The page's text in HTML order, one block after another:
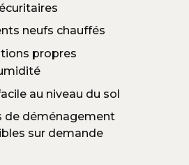
neufs chauffés
propres
au niveau du sol
de déménagement
sur demande